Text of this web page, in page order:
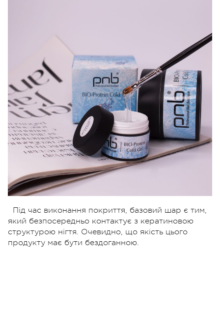
Під час виконання покриття, базовий шар є тим,
який безпосередньо контактує з кератиновою
структурою нігтя. Очевидно, що якість цього
продукту має бути бездоганною.